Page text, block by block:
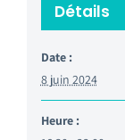
Détails
Date :
8 juin 2024
Heure :